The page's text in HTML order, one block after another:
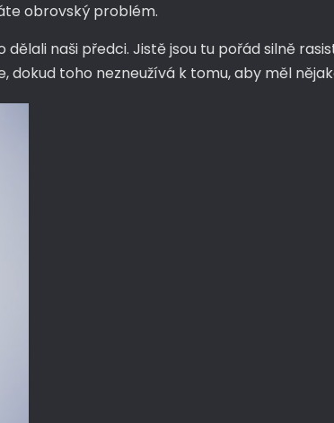
obrovský problém.
naši předci. Jistě jsou tu pořád silně
toho nezneužívá k tomu, aby měl